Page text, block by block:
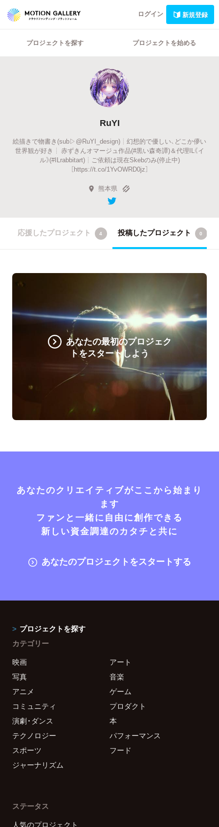
ログイン 新規登録
プロジェクトを探す プロジェクトを始める
RuYI
絵描きで物書き(sub▷@RuYI_design)┊幻想的で優しい、どこか儚い
世界観が好き┊ 赤ずきんオマージュ作品(#黒い森奇譚)＆代理IL《イ
ル》(#ILrabbitart)┊ご依頼は現在Skebのみ(停止中)
［https://t.co/1YvOWRD0jz］
熊本県
応援したプロジェクト 4 投稿したプロジェクト 0
あなたの最初のプロジェク
トをスタートしよう
あなたのクリエイティブがここから始まり
ます
ファンと一緒に自由に創作できる
新しい資金調達のカタチと共に
あなたのプロジェクトをスタートする
プロジェクトを探す
カテゴリー
映画
アート
写真
音楽
アニメ
ゲーム
コミュニティ
プロダクト
演劇・ダンス
本
テクノロジー
パフォーマンス
スポーツ
フード
ジャーナリズム
ステータス
人気のプロジェクト